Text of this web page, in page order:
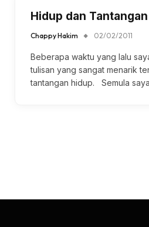
Hidup dan
Chappy Hakim 02/02/2011
Beberapa waktu yang lalu
tulisan yang sangat menarik
tantangan hidup. Semula